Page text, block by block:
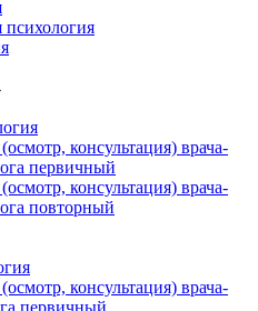
психология
консультация) врача-
первичный
консультация) врача-
повторный
консультация) врача-
первичный